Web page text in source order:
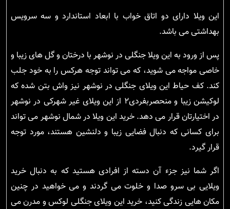
این ویلا دارای دو اتاق خواب با ابعاد استاندارد و سه سرویس
بهداشتی می باشد.
پس از ورود به این ویلا جنگلی در نوشهر با درختان و گل های زیبا و
خاصی مواجه می شوید، که می تواند توجه هرکس را به خود جلب
کند. کف حیاط این ویلای جنگلی در نوشهر نیز واش بتن شده که
لوکیشن زیبا و منحصربفردی۲ از این ویلای غیر شهرکی در نوشهر
در اختیارتان قرار می دهد. خرید این ویلا در شمال نوشهر می تواند
برای کسانی که دنبال فضایی زیبا و دلنشین هستند، مورد توجه
قرار گیرد.
اگر شما نیز جزء آن دسته از افرادی هستید که به دنبال خرید
ویلایی بی سرو صدا و خلوت می گردند و می خواهید در چنین
مکان هایی زندگی کنید، خرید این ویلای جنگلی لوکس و مدرن می